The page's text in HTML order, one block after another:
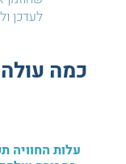
לעדכן
כמה
עלות החוויה